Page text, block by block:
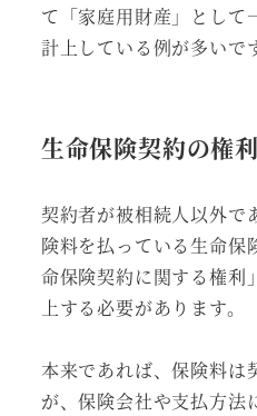
て「家庭用財産」として
計上している例が多いです
生命保険契約の権
契約者が被相続人以外で
険料を払っている生命保
命保険契約に関する権利
上する必要があります。
本来であれば、保険料は
が、保険会社や支払方法